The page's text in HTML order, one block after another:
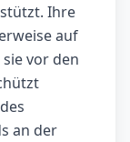
Ihre
auf
vor den
an der